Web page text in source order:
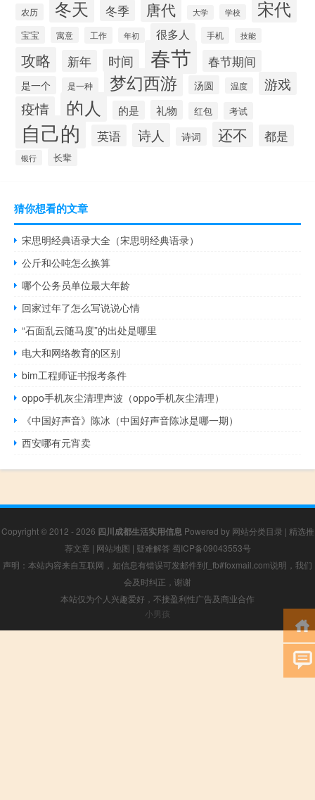
农历 冬天 冬季 唐代 大学 学校 宋代
宝宝 寓意 工作 年初 很多人 手机 技能
攻略 新年 时间 春节 春节期间
是一个 是一种 梦幻西游 汤圆 温度 游戏
疫情 的人 的是 礼物 红包 考试
自己的 英语 诗人 诗词 还不 都是
银行 长辈
猜你想看的文章
宋思明经典语录大全（宋思明经典语录）
公斤和公吨怎么换算
哪个公务员单位最大年龄
回家过年了怎么写说说心情
“石面乱云随马度”的出处是哪里
电大和网络教育的区别
bim工程师证书报考条件
oppo手机灰尘清理声波（oppo手机灰尘清理）
《中国好声音》陈冰（中国好声音陈冰是哪一期）
西安哪有元宵卖
Copyright © 2012 - 2026 四川成都生活实用信息 Powered by 网站分类目录 | 精选推
荐文章 | 网站地图 | 疑难解答 蜀ICP备09043553号
声明：本站内容来自互联网，如信息有错误可发邮件到f_fb#foxmail.com说明，我们
会及时纠正，谢谢
本站仅为个人兴趣爱好，不接盈利性广告及商业合作
小男孩